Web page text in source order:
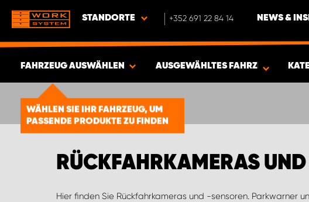
STANDORTE +352 691 22 84 14 NEWS &
FAHRZEUG AUSWÄHLEN
WÄHLEN SIE IHR FAHRZEUG, UM
PASSENDE PRODUKTE ZU FINDEN
ERGEBNISSE ANZEIGEN -1878
ARTIKEL
AUSGEWÄHLTES FAHRZEUG
RÜCKFAHRKAMERAS
Hier finden Sie Rückfahrkameras und -sensoren. Parkwarner